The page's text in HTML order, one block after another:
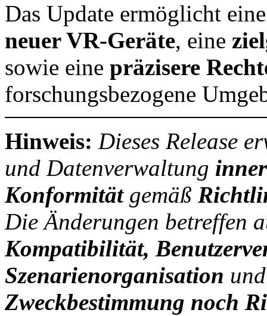
Das Update ermöglicht
neuer VR-Geräte, eine
sowie eine präzisere
forschungsbezogene
Hinweis: Dieses Release
und Datenverwaltung
Konformitätgemäß
Die Änderungen betreffen
Kompatibilität,
Szenarienorganisation
Zweckbestimmung noch